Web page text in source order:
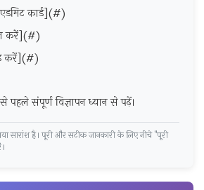
कार्ड](#)
करें](#)
करें](#)
संपूर्ण विज्ञापन ध्यान से पढ़ें।
सारांश है। पूरी और सटीक जानकारी के लिए नीचे "पूरी